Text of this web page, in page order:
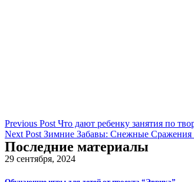
Previous Post Что дают ребенку занятия по
Next Post Зимние Забавы: Снежные Сражения
Последние материалы
29 сентября, 2024